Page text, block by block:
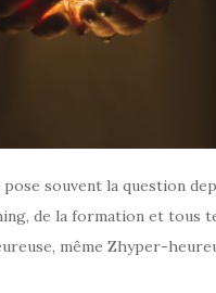
souvent la question
de la formation et tous
même Zhyper-